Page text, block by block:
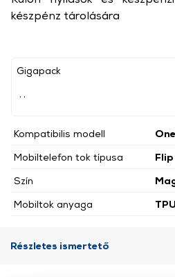
Gigapack
Kompatibilis modell
Mobiltelefon tok típusa
Flip
Szín
Mobiltok anyaga
TPU
készpénz tárolására
Részletes ismertető